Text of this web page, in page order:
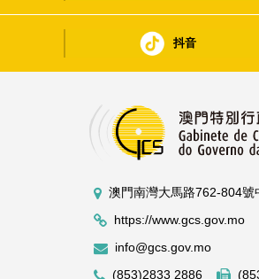
抖音
澳門南灣大馬路762-804號
https://www.gcs.gov.mo
info@gcs.gov.mo
(853)2833 2886